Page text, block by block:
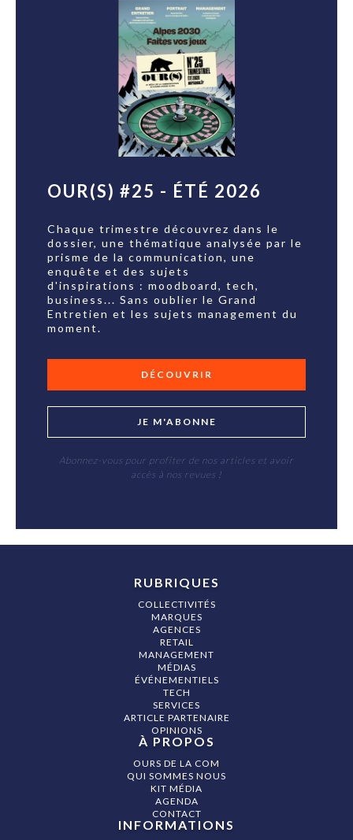
OUR(S) #25 - ÉTÉ 2026
Chaque trimestre découvrez dans le
dossier, une thématique analysée par le
prisme de la communication, une
enquête et des sujets
d'inspirations : moodboard, tech,
business... Sans oublier le Grand
Entretien et les sujets management du
moment.
DÉCOUVRIR
JE M'ABONNE
Abonnez-vous pour profiter de nos articles et avoir
accès à nos revues !
RUBRIQUES
COLLECTIVITÉS
MARQUES
AGENCES
RETAIL
MANAGEMENT
MÉDIAS
ÉVÉNEMENTIELS
TECH
SERVICES
ARTICLE PARTENAIRE
OPINIONS
À PROPOS
OURS DE LA COM
QUI SOMMES NOUS
KIT MÉDIA
AGENDA
CONTACT
INFORMATIONS